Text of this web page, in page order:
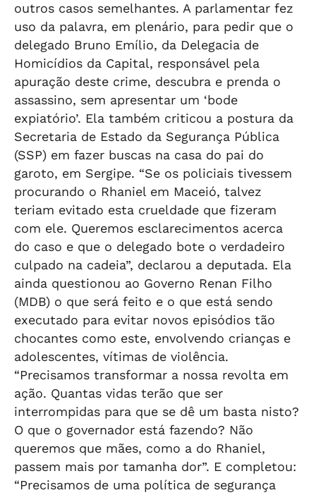
outros casos semelhantes. A parlamentar fez
uso da palavra, em plenário, para pedir que o
delegado Bruno Emílio, da Delegacia de
Homicídios da Capital, responsável pela
apuração deste crime, descubra e prenda o
assassino, sem apresentar um ‘bode
expiatório’. Ela também criticou a postura da
Secretaria de Estado da Segurança Pública
(SSP) em fazer buscas na casa do pai do
garoto, em Sergipe. “Se os policiais tivessem
procurando o Rhaniel em Maceió, talvez
teriam evitado esta crueldade que fizeram
com ele. Queremos esclarecimentos acerca
do caso e que o delegado bote o verdadeiro
culpado na cadeia”, declarou a deputada. Ela
ainda questionou ao Governo Renan Filho
(MDB) o que será feito e o que está sendo
executado para evitar novos episódios tão
chocantes como este, envolvendo crianças e
adolescentes, vítimas de violência.
“Precisamos transformar a nossa revolta em
ação. Quantas vidas terão que ser
interrompidas para que se dê um basta nisto?
O que o governador está fazendo? Não
queremos que mães, como a do Rhaniel,
passem mais por tamanha dor”. E completou:
“Precisamos de uma política de segurança